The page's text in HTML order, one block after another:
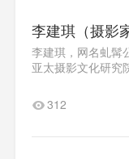
李建琪（摄影
李建琪，网名虬髯
亚太摄影文化研究
312